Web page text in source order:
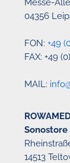
04356
FON:+49
FAX: +49
MAIL:
14513